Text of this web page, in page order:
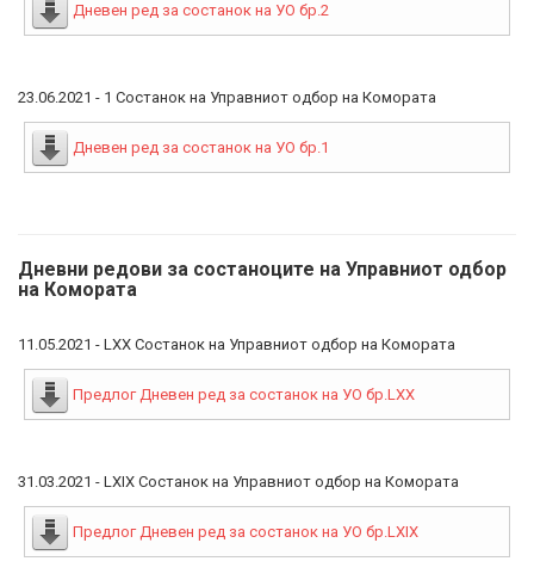
Дневен ред за состанок на УО бр.2
23.06.2021 - 1 Состанок на Управниот одбор на Комората
Дневен ред за состанок на УО бр.1
Дневни редови за состаноците на Управниот одбор
на Комората
11.05.2021 - LXX Состанок на Управниот одбор на Комората
Предлог Дневен ред за состанок на УО бр.LXX
31.03.2021 - LXIX Состанок на Управниот одбор на Комората
Предлог Дневен ред за состанок на УО бр.LXIX